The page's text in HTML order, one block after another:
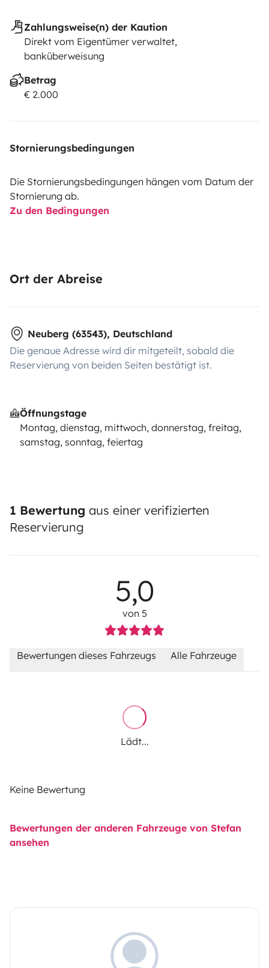
Zahlungsweise(n) der Kaution
Direkt vom Eigentümer verwaltet,
banküberweisung
Betrag
€ 2.000
Stornierungsbedingungen
Die Stornierungsbedingungen hängen vom Datum der
Stornierung ab.
Zu den Bedingungen
Ort der Abreise
Neuberg (63543), Deutschland
Die genaue Adresse wird dir mitgeteilt, sobald die
Reservierung von beiden Seiten bestätigt ist.
Öffnungstage
Montag, dienstag, mittwoch, donnerstag, freitag,
samstag, sonntag, feiertag
1 Bewertung aus einer verifizierten
Reservierung
5,0
von 5
Bewertungen dieses Fahrzeugs Alle Fahrzeuge
Lädt...
Keine Bewertung
Bewertungen der anderen Fahrzeuge von Stefan
ansehen